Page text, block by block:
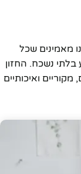
מאמינים שכל
נשכח. החזון
ואיכותיים